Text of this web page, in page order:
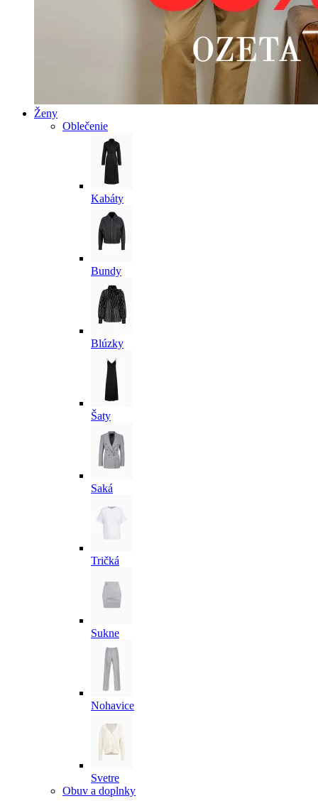
Ženy
Oblečenie
Kabáty
Bundy
Blúzky
Šaty
Saká
Tričká
Sukne
Nohavice
Svetre
Obuv a doplnky